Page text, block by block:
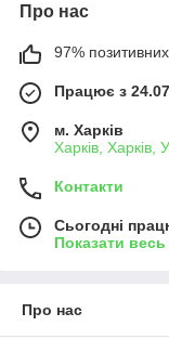
іншого.
Про нас
97% позитивних
Працює з
м. Харків
Харків, Харків,
Контакти
Сьогодні
Показати
Про нас